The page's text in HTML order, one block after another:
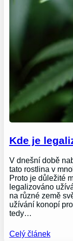
Kde je
V dnešní době
tato rostlina v
Proto je důležité
legalizováno
na různé země
užívání konopí
tedy…
Celý článek